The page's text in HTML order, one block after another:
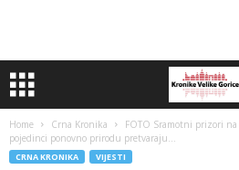
Home Crna Kronika
FOTO Sramotni prizori
pojedinci ponovno prirodu pretvaraju...
CRNA KRONIKA VIJESTI